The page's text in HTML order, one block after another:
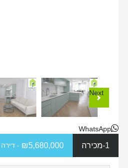
Next
WhatsApp
₪5,680,000 - דירה